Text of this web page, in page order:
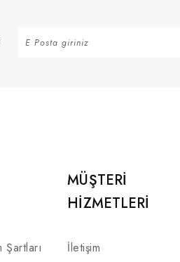
Şartları
MÜŞTERI
HIZMETLERI
İletişim